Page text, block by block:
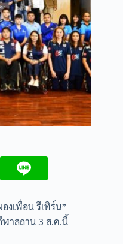
งเพื่อน รีเทิร์น”
าสถาน 3 ส.ค.นี้